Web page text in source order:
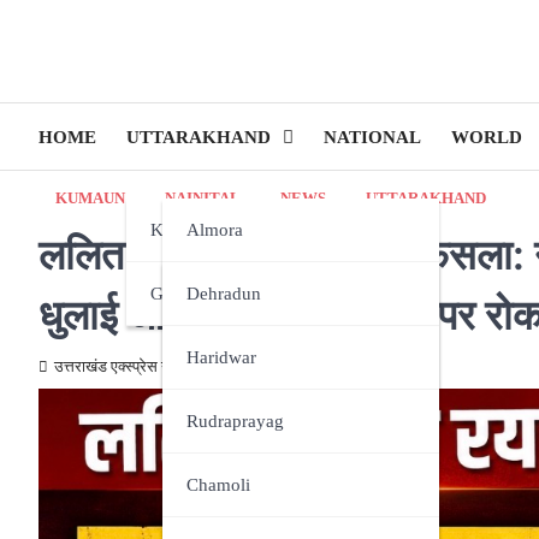
HOME UTTARAKHAND
KumaunAlmora
Bageshwar
Champawat
Nainital
Pithoragarh
GarhwalDehradun
Haridwar
Rudraprayag
Chamoli
NATIONAL WORLD
KUMAUN NAINITAL NEWS UTTARAKHAND
ललित मोहन रयाल का बड़ा फैसला:
धुलाई और नए जल कनेक्शन पर
उत्तराखंड एक्स्प्रेस न्यूज़ May 22, 2026